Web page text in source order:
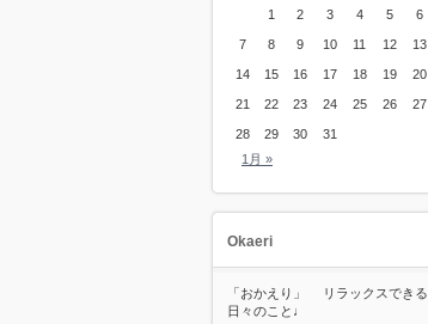
1 2 3 4 5 6
7 8 9 10 11 12 13
14 15 16 17 18 19 20
21 22 23 24 25 26 27
28 29 30
31
1月 »
Okaeri
「おかえり」 リラックスできる
日々のこと♩